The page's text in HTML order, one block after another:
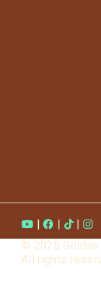
| |
|
© 2025 Golden
All rights